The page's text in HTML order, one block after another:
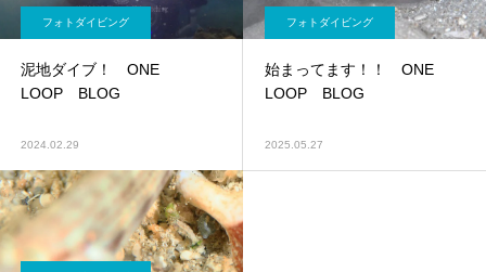
フォトダイビング
泥地ダイブ！ ONE
LOOP BLOG
2024.02.29
フォトダイビング
始まってます！！ ONE
LOOP BLOG
2025.05.27